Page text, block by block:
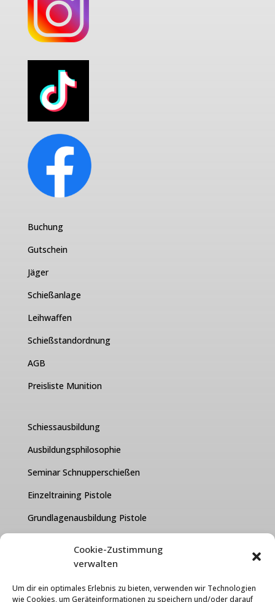
Cookie-Zustimmung
verwalten
Um dir ein optimales Erlebnis zu bieten, verwenden wir Technologien
wie Cookies, um Geräteinformationen zu speichern und/oder darauf
Buchung
Gutschein
Jäger
Schießanlage
Leihwaffen
Schießstandordnung
AGB
Preisliste Munition
Schiessausbildung
Ausbildungsphilosophie
Seminar Schnupperschießen
Einzeltraining Pistole
Grundlagenausbildung Pistole
Über uns